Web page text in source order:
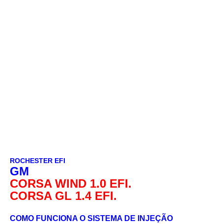
ROCHESTER EFI
GM
CORSA WIND 1.0 EFI.
CORSA GL 1.4 EFI.
COMO FUNCIONA O SISTEMA DE INJEÇÃO